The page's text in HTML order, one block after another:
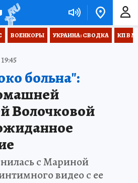
ВОЕНКОРЫ УКРАИНА: СВОДКА КП В
больна":
Волочковой
с Мариной
видео с ее